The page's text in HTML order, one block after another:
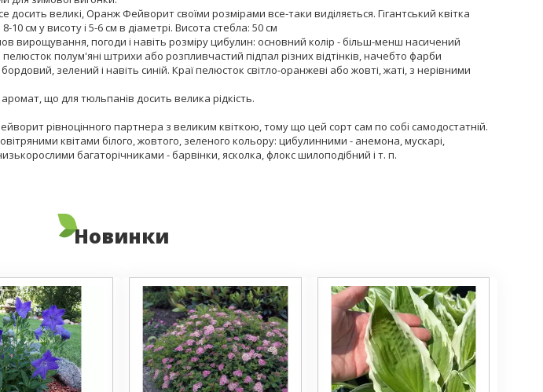
досить великі, Оранж Фейворит своїми розмірами все-таки виділяється. Гігантський квітка
см у висоту і 5-6 см в діаметрі. Висота стебла: 50 см
вирощування, погоди і навіть розміру цибулин: основний колір - більш-менш насичений
полум'яні штрихи або розпливчастий підпал різних відтінків, начебто фарби
зелений і навіть синій. Краї пелюсток світло-оранжеві або жовті, жаті, з нерівними
що для тюльпанів досить велика рідкість.
рівноцінного партнера з великим квіткою, тому що цей сорт сам по собі самодостатній.
квітами білого, жовтого, зеленого кольору: цибулинними - анемона, мускарі,
багаторічниками - барвінки, ясколка, флокс шилоподібний і т. п.
Новинки